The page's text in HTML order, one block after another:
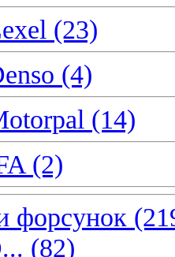
(23)
(4)
(14)
(2)
форсунок
(82)